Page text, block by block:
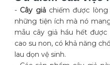
- Cây giảchiếm được lòng
những tiện ích mà nó
mẫu cây giả hầu hết
cao su non, có khả năng
lau dọn vệ sinh.